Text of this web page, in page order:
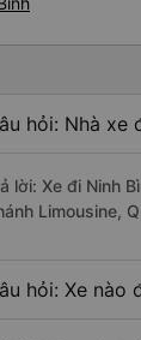
hỏi: Nhà xe
lời: Xe đi Ninh
Limousine,
hỏi: Xe nào